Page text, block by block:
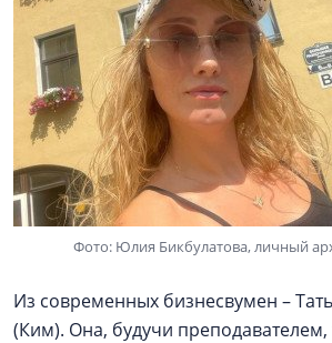
Фото: Юлия Бикбулатова, личный
Из современных бизнесвумен –
(Ким). Она, будучи преподавателем,